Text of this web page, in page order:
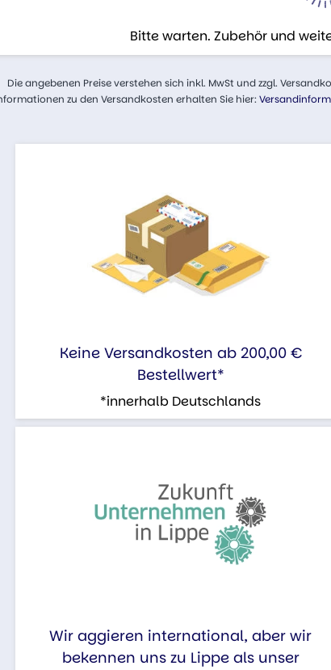
Bitte warten. Zubehör und
Die angebenen Preise verstehen sich inkl. MwSt und zzgl.
zu den Versandkosten erhalten Sie hier:
Keine Versandkosten ab 200,00 €
Bestellwert*
*innerhalb Deutschlands
Wir aggieren international, aber wir
bekennen uns zu Lippe als unser